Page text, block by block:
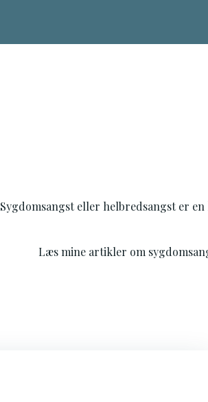
Sygdomsangst eller helbredsangst er
Læs mine artikler om